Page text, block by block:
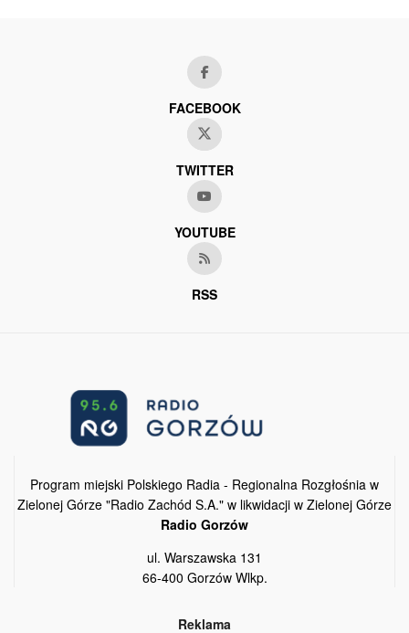
FACEBOOK
TWITTER
YOUTUBE
RSS
Program miejski Polskiego Radia - Regionalna Rozgłośnia w
Zielonej Górze "Radio Zachód S.A." w likwidacji w Zielonej Górze
Radio Gorzów
ul. Warszawska 131
66-400 Gorzów Wlkp.
Reklama